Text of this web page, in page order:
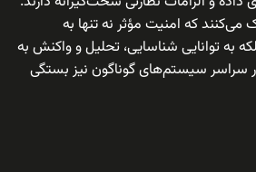
که امنیت مؤثر نه تنها به
به توانایی شناسایی، تحلیل و واکنش به
سراسر سیستم‌های گوناگون نیز بستگی